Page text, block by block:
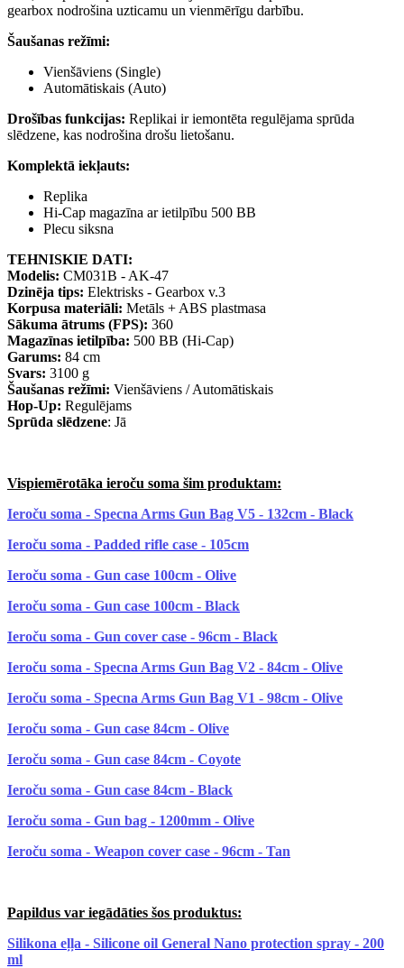
gearbox nodrošina uzticamu un vienmērīgu darbību.
Šaušanas režīmi:
Vienšāviens (Single)
Automātiskais (Auto)
Drošības funkcijas: Replikai ir iemontēta regulējama sprūda
slēdzene, kas nodrošina drošu lietošanu.
Komplektā iekļauts:
Replika
Hi-Cap magazīna ar ietilpību 500 BB
Plecu siksna
TEHNISKIE DATI:
Modelis: CM031B - AK-47
Dzinēja tips: Elektrisks - Gearbox v.3
Korpusa materiāli: Metāls + ABS plastmasa
Sākuma ātrums (FPS): 360
Magazīnas ietilpība: 500 BB (Hi-Cap)
Garums: 84 cm
Svars: 3100 g
Šaušanas režīmi: Vienšāviens / Automātiskais
Hop-Up: Regulējams
Sprūda slēdzene: Jā
Vispiemērotāka ieroču soma šim produktam:
Ieroču soma - Specna Arms Gun Bag V5 - 132cm - Black
Ieroču soma - Padded rifle case - 105cm
Ieroču soma - Gun case 100cm - Olive
Ieroču soma - Gun case 100cm - Black
Ieroču soma - Gun cover case - 96cm - Black
Ieroču soma - Specna Arms Gun Bag V2 - 84cm - Olive
Ieroču soma - Specna Arms Gun Bag V1 - 98cm - Olive
Ieroču soma - Gun case 84cm - Olive
Ieroču soma - Gun case 84cm - Coyote
Ieroču soma - Gun case 84cm - Black
Ieroču soma - Gun bag - 1200mm - Olive
Ieroču soma - Weapon cover case - 96cm - Tan
Papildus var iegādāties šos produktus:
Silikona eļļa - Silicone oil General Nano protection spray - 200
ml